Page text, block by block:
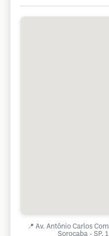
📍 Av. Antônio Carlos
Sorocaba - SP,